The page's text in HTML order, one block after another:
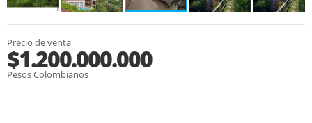
Precio de venta
$1.200.000.000
Pesos Colombianos